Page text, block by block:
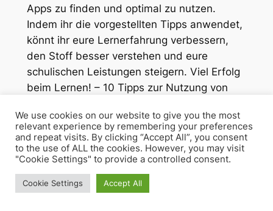
Apps zu finden und optimal zu nutzen.
Indem ihr die vorgestellten Tipps anwendet,
könnt ihr eure Lernerfahrung verbessern,
den Stoff besser verstehen und eure
schulischen Leistungen steigern. Viel Erfolg
beim Lernen! – 10 Tipps zur Nutzung von
Einstufungstests bei der
Lernzuflucht!
We use cookies on our website to give you the most
relevant experience by remembering your preferences
and repeat visits. By clicking “Accept All”, you consent
to the use of ALL the cookies. However, you may visit
"Cookie Settings" to provide a controlled consent.
Cookie Settings Accept All